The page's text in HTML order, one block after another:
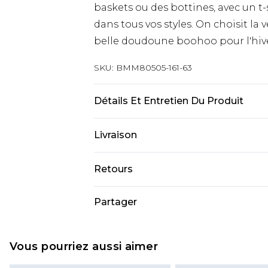
baskets ou des bottines, avec un
dans tous vos styles. On choisit
belle doudoune boohoo pour
SKU: BMM80505-161-63
Détails Et Entretien Du Produit
Livraison
Livraison standard France
Livraison expresse France
Cliquez et Collectez
Retours
nous retourner un article.
cosmétiques, les bijoux pour
Partager
Vous pourriez aussi aimer